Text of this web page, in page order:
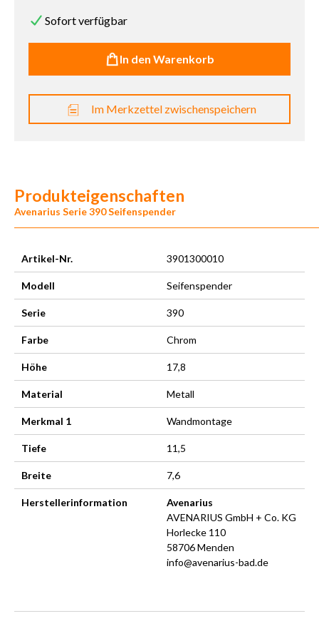
Sofort verfügbar
In den Warenkorb
Im Merkzettel zwischenspeichern
Produkteigenschaften
Avenarius Serie 390 Seifenspender
Artikel-Nr. 3901300010
Modell Seifenspender
Serie 390
Farbe Chrom
Höhe 17,8
Material Metall
Merkmal 1 Wandmontage
Tiefe 11,5
Breite 7,6
Herstellerinformation
Avenarius
AVENARIUS GmbH + Co. KG
Horlecke 110
58706 Menden
info@avenarius-bad.de